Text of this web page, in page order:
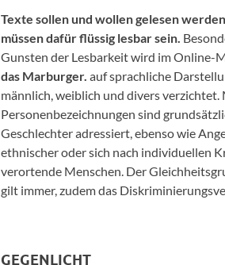
Texte sollen und wollen gelesen
müssen dafür flüssig lesbar sein.
Gunsten der Lesbarkeit wird im Online-
das Marburger. auf sprachliche
männlich, weiblich und divers verzichtet.
Personenbezeichnungen sind
Geschlechter adressiert, ebenso wie
ethnischer oder sich nach individuellen
verortende Menschen. Der
gilt immer, zudem das
GEGENLICHT